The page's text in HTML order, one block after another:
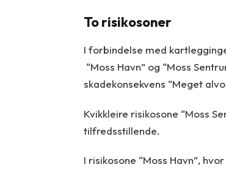
To risikosoner
I forbindelse med
“Moss Havn” og “Moss
skadekonsekvens “Meget
Kvikkleire risikosone “Moss
tilfredsstillende.
I risikosone “Moss Havn”,